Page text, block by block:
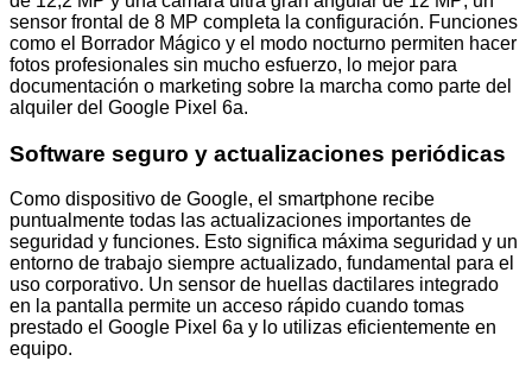
sensor frontal de 8 MP completa la configuración. Funciones
como el Borrador Mágico y el modo nocturno permiten hacer
fotos profesionales sin mucho esfuerzo, lo mejor para
documentación o marketing sobre la marcha como parte del
alquiler del Google Pixel 6a.
Software seguro y actualizaciones periódicas
Como dispositivo de Google, el smartphone recibe
puntualmente todas las actualizaciones importantes de
seguridad y funciones. Esto significa máxima seguridad y un
entorno de trabajo siempre actualizado, fundamental para el
uso corporativo. Un sensor de huellas dactilares integrado
en la pantalla permite un acceso rápido cuando tomas
prestado el Google Pixel 6a y lo utilizas eficientemente en
equipo.